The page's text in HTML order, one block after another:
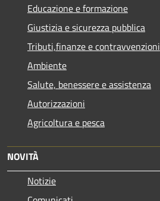
Educazione e formazione
Giustizia e sicurezza pubblica
Tributi,finanze e contravvenzioni
Ambiente
Salute, benessere e assistenza
Autorizzazioni
Agricoltura e pesca
NOVITÀ
Notizie